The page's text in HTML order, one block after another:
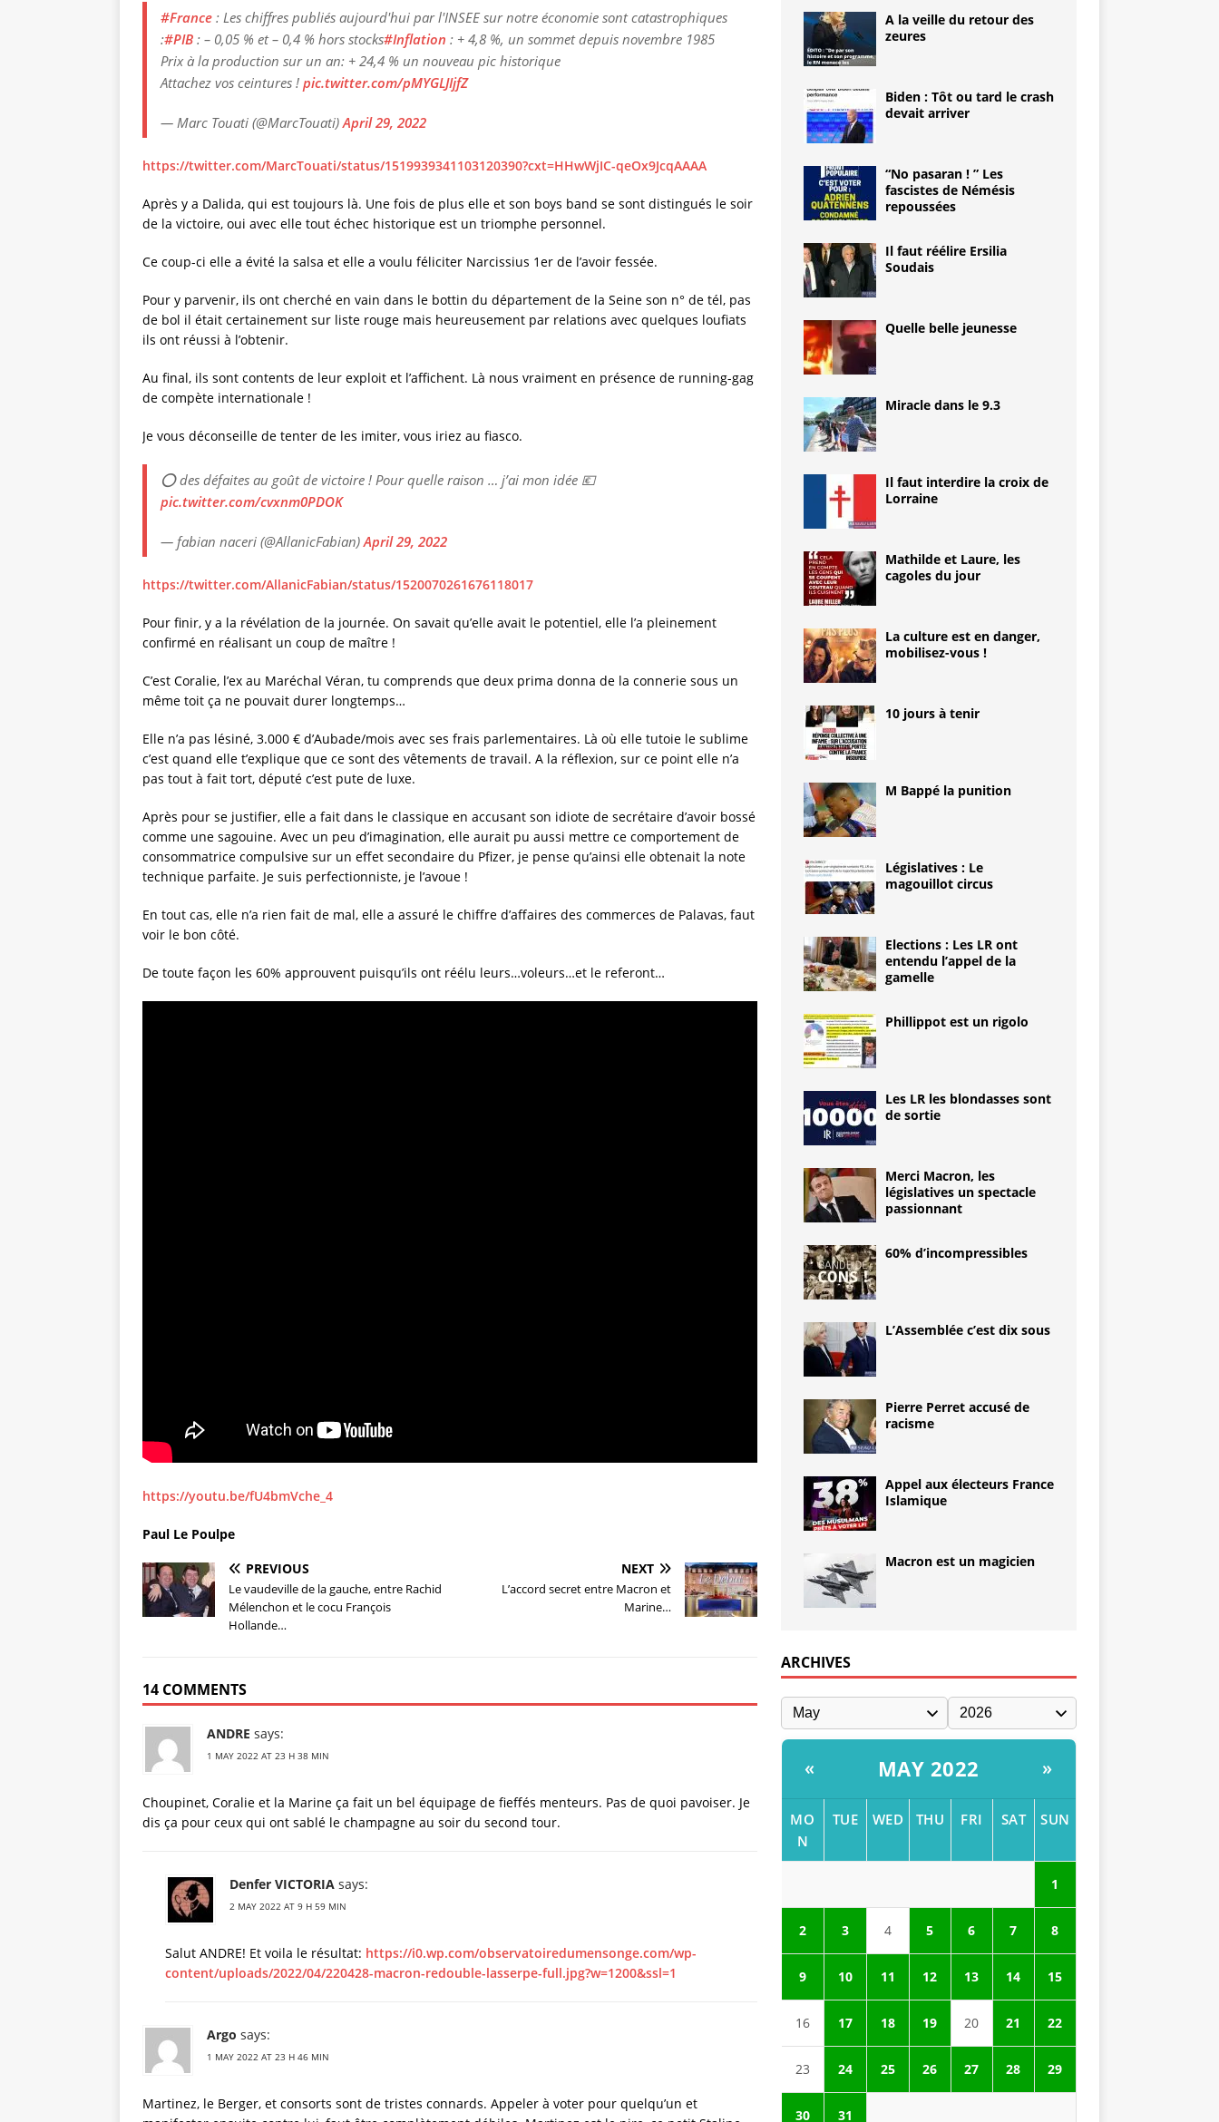
#France : Les chiffres publiés aujourd'hui par l'INSEE sur notre économie sont catastrophiques
:#PIB : – 0,05 % et – 0,4 % hors stocks#Inflation : + 4,8 %, un sommet depuis novembre 1985
Prix à la production sur un an: + 24,4 % un nouveau pic historique
Attachez vos ceintures ! pic.twitter.com/pMYGLJIjfZ
— Marc Touati (@MarcTouati)April 29, 2022
https://twitter.com/MarcTouati/status/1519939341103120390?cxt=HHwWjIC-qeOx9JcqAAAA
Après y a Dalida, qui est toujours là. Une fois de plus elle et son boys band se sont distingués le soir
de la victoire, oui avec elle tout échec historique est un triomphe personnel.
Ce coup-ci elle a évité la salsa et elle a voulu féliciter Narcissius 1er de l’avoir fessée.
Pour y parvenir, ils ont cherché en vain dans le bottin du département de la Seine son n° de tél, pas
de bol il était certainement sur liste rouge mais heureusement par relations avec quelques loufiats
ils ont réussi à l’obtenir.
Au final, ils sont contents de leur exploit et l’affichent. Là nous vraiment en présence de running-gag
de compète internationale !
Je vous déconseille de tenter de les imiter, vous iriez au fiasco.
⭕️ des défaites au goût de victoire ! Pour quelle raison … j’ai mon idée 💶
pic.twitter.com/cvxnm0PDOK
— fabian naceri (@AllanicFabian)April 29, 2022
https://twitter.com/AllanicFabian/status/1520070261676118017
Pour finir, y a la révélation de la journée. On savait qu’elle avait le potentiel, elle l’a pleinement
confirmé en réalisant un coup de maître !
C’est Coralie, l’ex au Maréchal Véran, tu comprends que deux prima donna de la connerie sous un
même toit ça ne pouvait durer longtemps…
Elle n’a pas lésiné, 3.000 € d’Aubade/mois avec ses frais parlementaires. Là où elle tutoie le sublime
c’est quand elle t’explique que ce sont des vêtements de travail. A la réflexion, sur ce point elle n’a
pas tout à fait tort, député c’est pute de luxe.
Après pour se justifier, elle a fait dans le classique en accusant son idiote de secrétaire d’avoir bossé
comme une sagouine. Avec un peu d’imagination, elle aurait pu aussi mettre ce comportement de
consommatrice compulsive sur un effet secondaire du Pfizer, je pense qu’ainsi elle obtenait la note
technique parfaite. Je suis perfectionniste, je l’avoue !
En tout cas, elle n’a rien fait de mal, elle a assuré le chiffre d’affaires des commerces de Palavas, faut
voir le bon côté.
De toute façon les 60% approuvent puisqu’ils ont réélu leurs…voleurs…et le referont…
https://youtu.be/fU4bmVche_4
Paul Le Poulpe
PREVIOUS
Le vaudeville de la gauche, entre Rachid
Mélenchon et le cocu François
Hollande…
NEXT
L’accord secret entre Macron et
Marine…
14 COMMENTS
ANDRE says:
1 MAY 2022 AT 23 H 38 MIN
Choupinet, Coralie et la Marine ça fait un bel équipage de fieffés menteurs. Pas de quoi pavoiser. Je
dis ça pour ceux qui ont sablé le champagne au soir du second tour.
Denfer VICTORIA says:
2 MAY 2022 AT 9 H 59 MIN
Salut ANDRE! Et voila le résultat: https://i0.wp.com/observatoiredumensonge.com/wp-
content/uploads/2022/04/220428-macron-redouble-lasserpe-full.jpg?w=1200&ssl=1
Argo says:
1 MAY 2022 AT 23 H 46 MIN
Martinez, le Berger, et consorts sont de tristes connards. Appeler à voter pour quelqu’un et
A la veille du retour des
zeures
Biden : Tôt ou tard le crash
devait arriver
“No pasaran ! ” Les
fascistes de Némésis
repoussées
Il faut réélire Ersilia
Soudais
Quelle belle jeunesse
Miracle dans le 9.3
Il faut interdire la croix de
Lorraine
Mathilde et Laure, les
cagoles du jour
La culture est en danger,
mobilisez-vous !
10 jours à tenir
M Bappé la punition
Législatives : Le
magouillot circus
Elections : Les LR ont
entendu l’appel de la
gamelle
Phillippot est un rigolo
Les LR les blondasses sont
de sortie
Merci Macron, les
législatives un spectacle
passionnant
60% d’incompressibles
L’Assemblée c’est dix sous
Pierre Perret accusé de
racisme
Appel aux électeurs France
Islamique
Macron est un magicien
ARCHIVES
« MAY 2022 »
MO
N
TUE WED THU FRI SAT SUN
1
2 3 4 5 6 7 8
9 10 11 12 13 14 15
16 17 18 19 20 21 22
23 24 25 26 27 28 29
30 31